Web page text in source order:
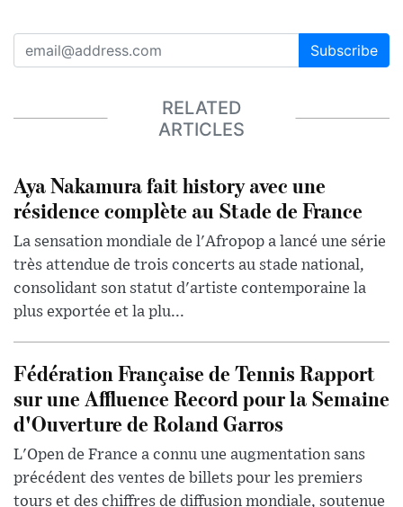
Subscribe
RELATED
ARTICLES
Aya Nakamura fait history avec une
résidence complète au Stade de France
La sensation mondiale de l'Afropop a lancé une série
très attendue de trois concerts au stade national,
consolidant son statut d'artiste contemporaine la
plus exportée et la plu...
Fédération Française de Tennis Rapport
sur une Affluence Record pour la Semaine
d'Ouverture de Roland Garros
L'Open de France a connu une augmentation sans
précédent des ventes de billets pour les premiers
tours et des chiffres de diffusion mondiale, soutenue